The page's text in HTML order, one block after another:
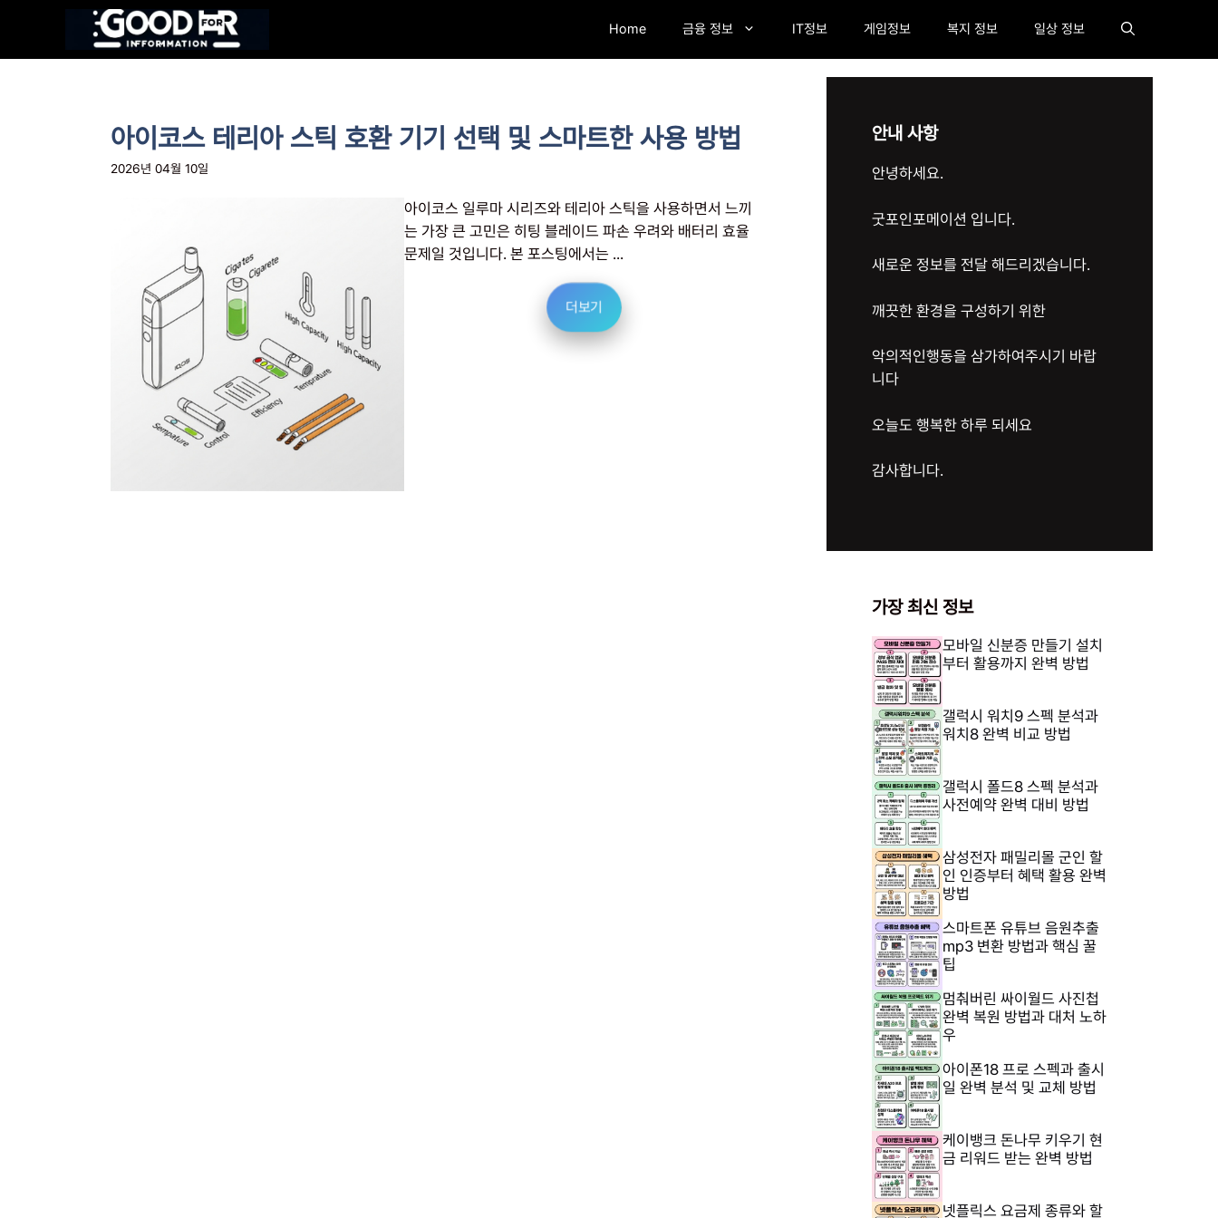
츠
Home 금융 정보 IT정보 게임정보 복지 정보 일상 정보
아이코스 테리아 스틱 호환 기기 선택 및 스마트한 사용 방법
2026년 04월 10일
아이코스 일루마 시리즈와 테리아 스틱을 사용하면서 느끼
는 가장 큰 고민은 히팅 블레이드 파손 우려와 배터리 효율
문제일 것입니다. 본 포스팅에서는 ...
더보기
안내 사항
안녕하세요.
굿포인포메이션 입니다.
새로운 정보를 전달 해드리겠습니다.
깨끗한 환경을 구성하기 위한
악의적인행동을 삼가하여주시기 바랍
니다
오늘도 행복한 하루 되세요
감사합니다.
가장 최신 정보
모바일 신분증 만들기 설치
부터 활용까지 완벽 방법
갤럭시 워치9 스펙 분석과
워치8 완벽 비교 방법
갤럭시 폴드8 스펙 분석과
사전예약 완벽 대비 방법
삼성전자 패밀리몰 군인 할
인 인증부터 혜택 활용 완벽
방법
스마트폰 유튜브 음원추출
mp3 변환 방법과 핵심 꿀
팁
멈춰버린 싸이월드 사진첩
완벽 복원 방법과 대처 노하
우
아이폰18 프로 스펙과 출시
일 완벽 분석 및 교체 방법
케이뱅크 돈나무 키우기 현
금 리워드 받는 완벽 방법
넷플릭스 요금제 종류와 할